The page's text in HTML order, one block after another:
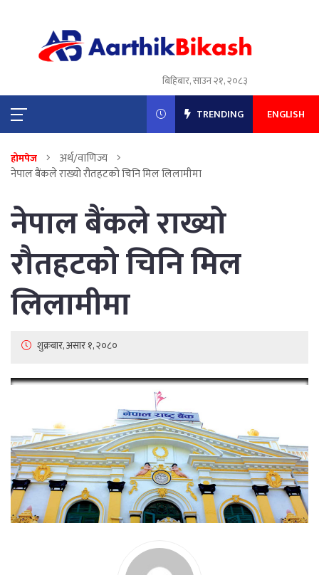
बिहिबार, साउन २१, २०८३
TRENDING ENGLISH
होमपेज
अर्थ/वाणिज्य
नेपाल बैंकले राख्यो रौतहटको चिनि मिल लिलामीमा
नेपाल बैंकले राख्यो
रौतहटको चिनि मिल
लिलामीमा
शुक्रबार, असार १, २०८०